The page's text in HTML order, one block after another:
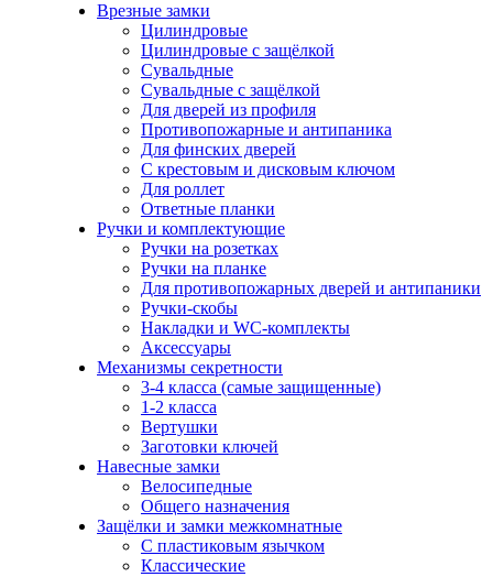
Врезные замки
Цилиндровые
Цилиндровые с защёлкой
Сувальдные
Сувальдные с защёлкой
Для дверей из профиля
Противопожарные и антипаника
Для финских дверей
С крестовым и дисковым ключом
Для роллет
Ответные планки
Ручки и комплектующие
Ручки на розетках
Ручки на планке
Для противопожарных дверей и антипаники
Ручки-скобы
Накладки и WC-комплекты
Аксессуары
Механизмы секретности
3-4 класса (самые защищенные)
1-2 класса
Вертушки
Заготовки ключей
Навесные замки
Велосипедные
Общего назначения
Защёлки и замки межкомнатные
С пластиковым язычком
Классические